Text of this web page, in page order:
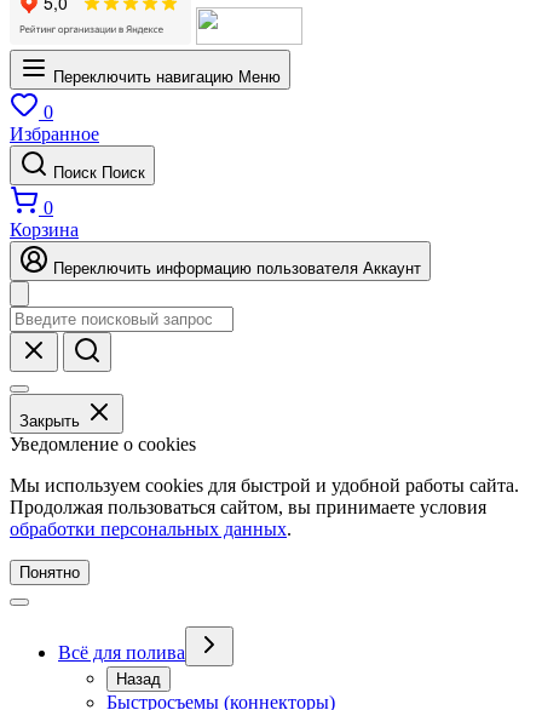
Переключить навигацию Меню
0
Избранное
Поиск Поиск
0
Корзина
Переключить информацию пользователя Аккаунт
Закрыть
Уведомление о cookies
Мы используем cookies для быстрой и удобной работы сайта.
Продолжая пользоваться сайтом, вы принимаете условия
обработки персональных данных.
Понятно
Всё для полива
Назад
Быстросъемы (коннекторы)